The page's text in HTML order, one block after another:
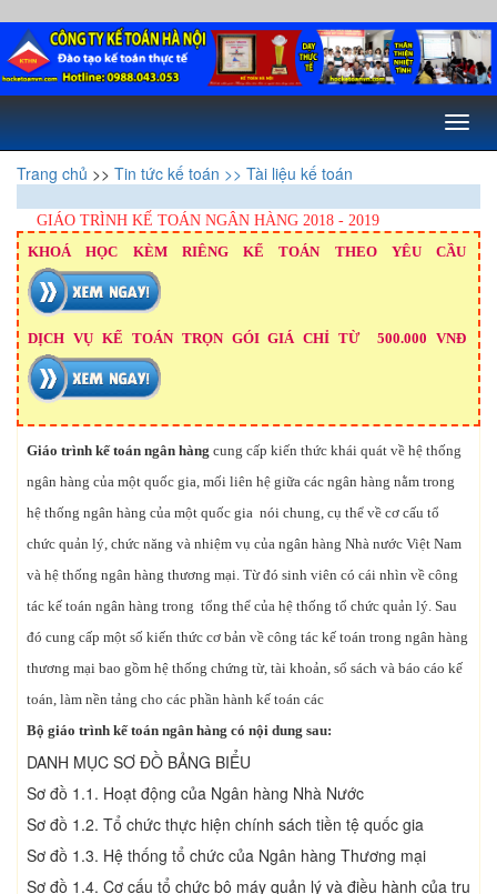
Toggle
Trang chủ >> Tin tức kế toán >> Tài liệu kế toán
GIÁO TRÌNH KẾ TOÁN NGÂN HÀNG 2018 - 2019
KHOÁ HỌC KÈM RIÊNG KẾ TOÁN THEO YÊU CẦU
DỊCH VỤ KẾ TOÁN TRỌN GÓI GIÁ CHỈ TỪ 500.000 VNĐ
Giáo trình kế toán ngân hàng cung cấp kiến thức khái quát về hệ thống
ngân hàng của một quốc gia, mối liên hệ giữa các ngân hàng nằm trong
hệ thống ngân hàng của một quốc gia nói chung, cụ thể về cơ cấu tổ
chức quản lý, chức năng và nhiệm vụ của ngân hàng Nhà nước Việt Nam
và hệ thống ngân hàng thương mại. Từ đó sinh viên có cái nhìn về công
tác kế toán ngân hàng trong tổng thể của hệ thống tổ chức quản lý. Sau
đó cung cấp một số kiến thức cơ bản về công tác kế toán trong ngân hàng
thương mại bao gồm hệ thống chứng từ, tài khoản, sổ sách và báo cáo kế
toán, làm nền tảng cho các phần hành kế toán các
Bộ giáo trình kế toán ngân hàng có nội dung sau:
DANH MỤC SƠ ĐỒ BẢNG BIỂU
Sơ đồ 1.1. Hoạt động của Ngân hàng Nhà Nước
Sơ đồ 1.2. Tổ chức thực hiện chính sách tiền tệ quốc gia
Sơ đồ 1.3. Hệ thống tổ chức của Ngân hàng Thương mại
Sơ đồ 1.4. Cơ cấu tổ chức bộ máy quản lý và điều hành của trụ